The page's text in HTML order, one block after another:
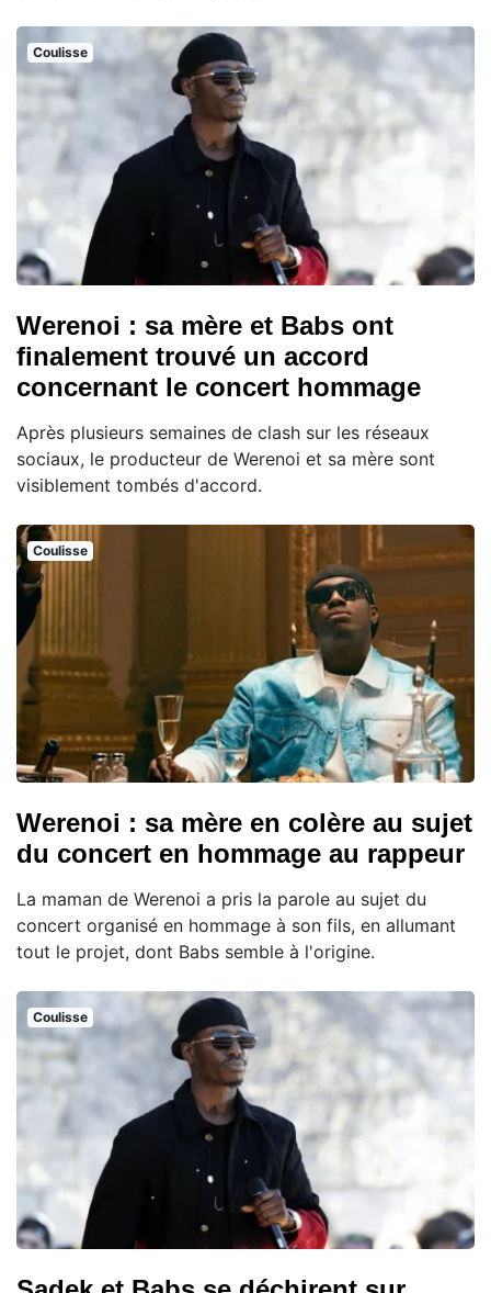
Coulisse
Werenoi : sa mère et Babs ont
finalement trouvé un accord
concernant le concert hommage
Après plusieurs semaines de clash sur les réseaux
sociaux, le producteur de Werenoi et sa mère sont
visiblement tombés d'accord.
Coulisse
Werenoi : sa mère en colère au sujet
du concert en hommage au rappeur
La maman de Werenoi a pris la parole au sujet du
concert organisé en hommage à son fils, en allumant
tout le projet, dont Babs semble à l'origine.
Coulisse